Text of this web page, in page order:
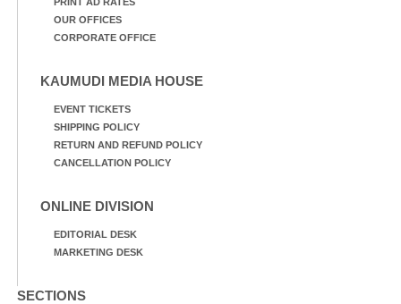
OUR OFFICES
CORPORATE OFFICE
KAUMUDI MEDIA HOUSE
EVENT TICKETS
SHIPPING POLICY
RETURN AND REFUND POLICY
CANCELLATION POLICY
ONLINE DIVISION
EDITORIAL DESK
MARKETING DESK
SECTIONS